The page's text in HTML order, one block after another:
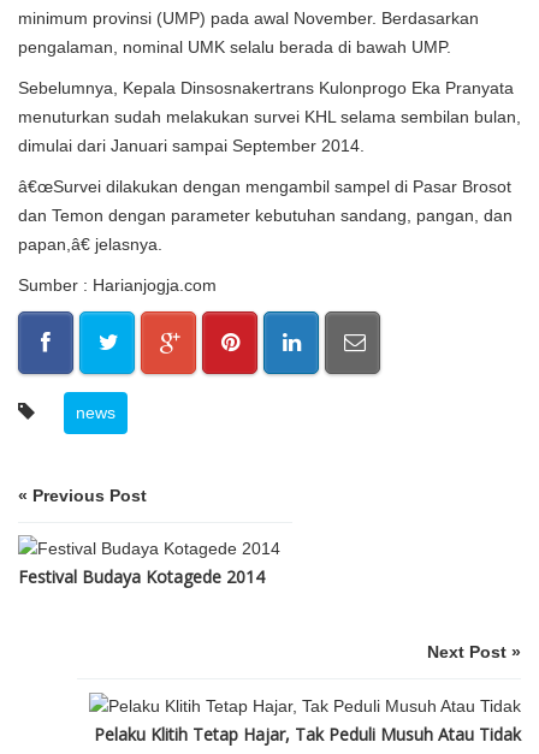
minimum provinsi (UMP) pada awal November. Berdasarkan
pengalaman, nominal UMK selalu berada di bawah UMP.
Sebelumnya, Kepala Dinsosnakertrans Kulonprogo Eka Pranyata
menuturkan sudah melakukan survei KHL selama sembilan bulan,
dimulai dari Januari sampai September 2014.
â€œSurvei dilakukan dengan mengambil sampel di Pasar Brosot
dan Temon dengan parameter kebutuhan sandang, pangan, dan
papan,â€ jelasnya.
Sumber : Harianjogja.com
news
« Previous Post
Festival Budaya Kotagede 2014
Next Post »
Pelaku Klitih Tetap Hajar, Tak Peduli Musuh Atau Tidak